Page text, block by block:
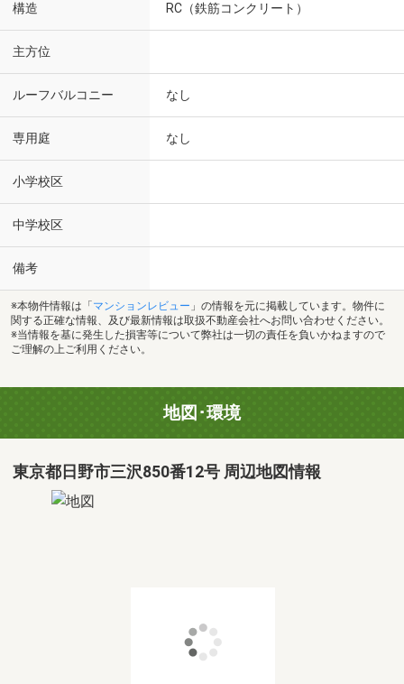
構造 RC（鉄筋コンクリート）
主方位
ルーフバルコニー なし
専用庭 なし
小学校区
中学校区
備考
※本物件情報は「 マンションレビュー 」の情報を元に掲載しています。物件に
関する正確な情報、及び最新情報は取扱不動産会社へお問い合わせください。
※当情報を基に発生した損害等について弊社は一切の責任を負いかねますので
ご理解の上ご利用ください。
地図･環境
東京都日野市三沢850番12号 周辺地図情報